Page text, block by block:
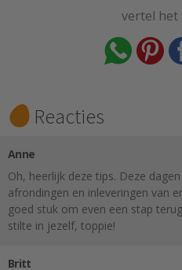
vertel het
Reacties
Anne
Oh, heerlijk deze tips. Deze
afrondingen en inleveringen van
goed stuk om even een stap
stilte in jezelf, toppie!
Britt